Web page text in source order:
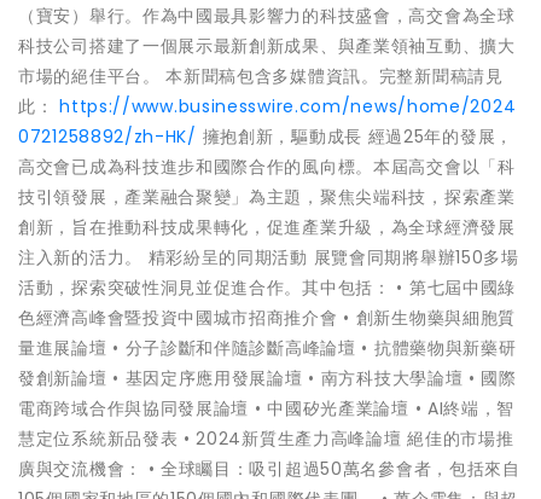
（寶安）舉行。作為中國最具影響力的科技盛會，高交會為全球
科技公司搭建了一個展示最新創新成果、與產業領袖互動、擴大
市場的絕佳平台。 本新聞稿包含多媒體資訊。完整新聞稿請見
此：https://www.businesswire.com/news/home/2024
0721258892/zh-HK/ 擁抱創新，驅動成長 經過25年的發展，
高交會已成為科技進步和國際合作的風向標。本屆高交會以「科
技引領發展，產業融合聚變」為主題，聚焦尖端科技，探索產業
創新，旨在推動科技成果轉化，促進產業升級，為全球經濟發展
注入新的活力。 精彩紛呈的同期活動 展覽會同期將舉辦150多場
活動，探索突破性洞見並促進合作。其中包括： • 第七屆中國綠
色經濟高峰會暨投資中國城市招商推介會 • 創新生物藥與細胞質
量進展論壇 • 分子診斷和伴隨診斷高峰論壇 • 抗體藥物與新藥研
發創新論壇 • 基因定序應用發展論壇 • 南方科技大學論壇 • 國際
電商跨域合作與協同發展論壇 • 中國矽光產業論壇 • AI終端，智
慧定位系統新品發表 • 2024新質生產力高峰論壇 絕佳的市場推
廣與交流機會： • 全球矚目：吸引超過50萬名參會者，包括來自